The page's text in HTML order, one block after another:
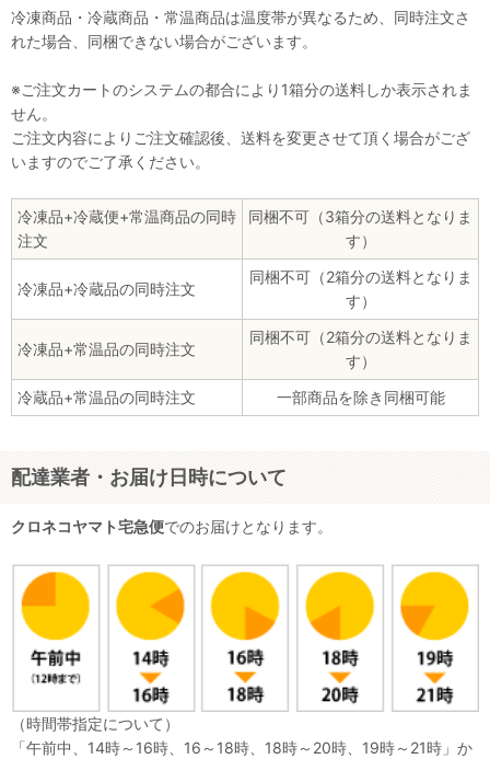
冷凍商品・冷蔵商品・常温商品は温度帯が異なるため、同時注文さ
れた場合、同梱できない場合がございます。
※ご注文カートのシステムの都合により1箱分の送料しか表示されま
せん。
ご注文内容によりご注文確認後、送料を変更させて頂く場合がござ
いますのでご了承ください。
冷凍品+冷蔵便+常温商品の同時
注文
同梱不可（3箱分の送料となりま
す）
冷凍品+冷蔵品の同時注文
同梱不可（2箱分の送料となりま
す）
冷凍品+常温品の同時注文
同梱不可（2箱分の送料となりま
す）
冷蔵品+常温品の同時注文
一部商品を除き同梱可能
配達業者・お届け日時について
クロネコヤマト宅急便でのお届けとなります。
（時間帯指定について）
「午前中、14時～16時、16～18時、18時～20時、19時～21時」か